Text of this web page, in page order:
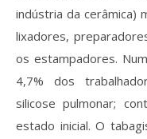
indústria da cerâmica)
lixadores,
os estampadores.
4,7% dos
silicose pulmonar;
estado inicial. O